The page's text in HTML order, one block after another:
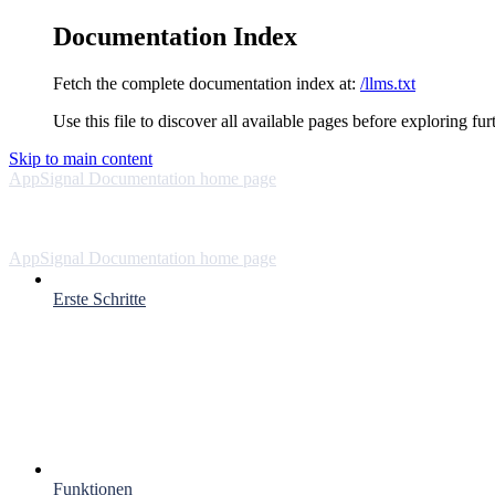
Documentation Index
Fetch the complete documentation index at: /llms.txt
Use this file to discover all available pages before exploring
Skip to main content
AppSignal Documentation home page
AppSignal Documentation home page
Erste Schritte
Funktionen